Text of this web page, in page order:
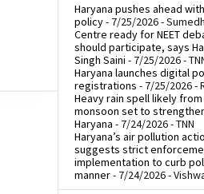
Haryana pushes ahead
policy- 7/25/2026-
Centre ready for NEET
should participate, says
Singh Saini - 7/25/2026-
Haryana launches digital
registrations - 7/25/2026-
Heavy rain spell likely
monsoon set to
Haryana - 7/24/2026- TNN
Haryana’s air pollution
suggests strict
implementation to curb
manner- 7/24/2026-